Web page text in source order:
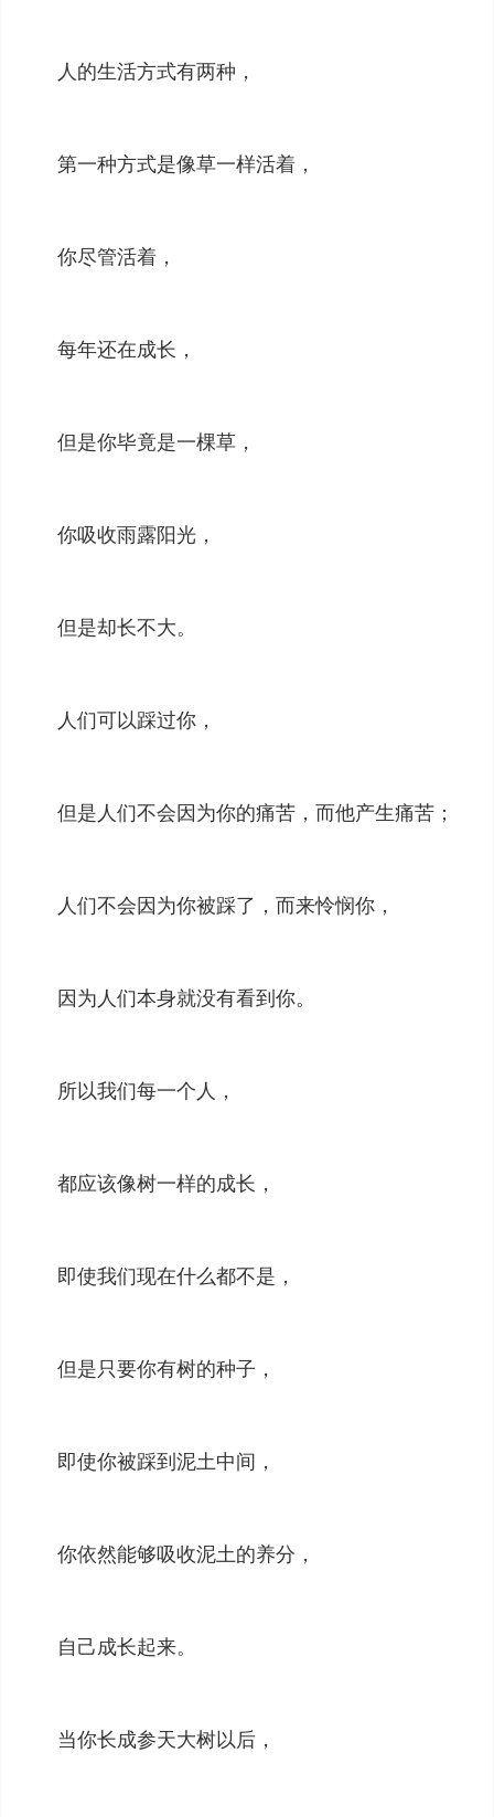
人的生活方式有两种，
第一种方式是像草一样活着，
你尽管活着，
每年还在成长，
但是你毕竟是一棵草，
你吸收雨露阳光，
但是却长不大。
人们可以踩过你，
但是人们不会因为你的痛苦，而他产生痛苦；
人们不会因为你被踩了，而来怜悯你，
因为人们本身就没有看到你。
所以我们每一个人，
都应该像树一样的成长，
即使我们现在什么都不是，
但是只要你有树的种子，
即使你被踩到泥土中间，
你依然能够吸收泥土的养分，
自己成长起来。
当你长成参天大树以后，